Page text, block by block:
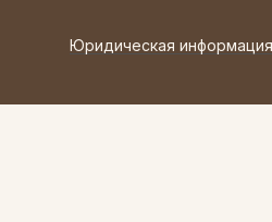
Юридическая информация